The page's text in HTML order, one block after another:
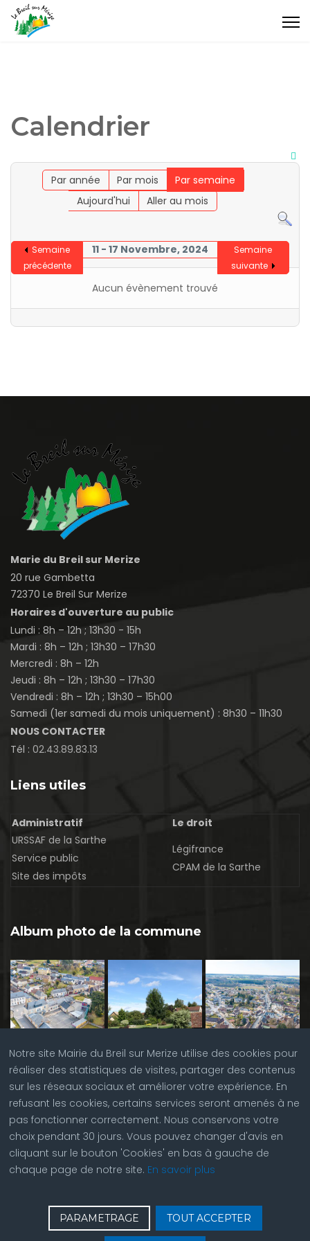
Calendrier
Par année Par mois
Par semaine
Aujourd'hui
Aller au mois
Semaine
précédente
11 - 17 Novembre, 2024
Semaine
suivante
Aucun évènement trouvé
Marie du Breil sur Merize
20 rue Gambetta
72370 Le Breil Sur Merize
Horaires d'ouverture au public
Lundi : 8h – 12h ; 13h30 - 15h
Mardi : 8h – 12h ; 13h30 – 17h30
Mercredi : 8h – 12h
Jeudi : 8h – 12h ; 13h30 – 17h30
Vendredi : 8h – 12h ; 13h30 – 15h00
Samedi (1er samedi du mois uniquement) : 8h30 – 11h30
NOUS CONTACTER
Tél : 02.43.89.83.13
Notre site Mairie du Breil sur Merize utilise des cookies pour
réaliser des statistiques de visites, partager des contenus
sur les réseaux sociaux et améliorer votre expérience. En
refusant les cookies, certains services seront amenés à ne
pas fonctionner correctement. Nous conservons votre
choix pendant 30 jours. Vous pouvez changer d'avis en
cliquant sur le bouton 'Cookies' en bas à gauche de
chaque page de notre site. En savoir plus
PARAMETRAGE TOUT ACCEPTER
Liens utiles
Administratif
Le droit
URSSAF de la Sarthe
Service public
Site des impôts
Légifrance
CPAM de la Sarthe
Album photo de la commune
Contactez nous | © Copyright 2023 |Plan du site|
Réalisation du site parABC Site Web| Seconnecter| Accès